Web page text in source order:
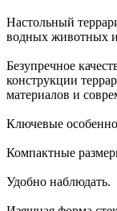
Настольный
водных животных
Безупречное
конструкции
материалов и
Ключевые
Компактные
Удобно наблюдать.